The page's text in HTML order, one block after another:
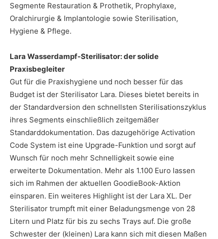
Segmente Restauration & Prothetik, Prophylaxe,
Oralchirurgie & Implantologie sowie Sterilisation,
Hygiene & Pflege.
Lara Wasserdampf-Sterilisator: der solide
Praxisbegleiter
Gut für die Praxishygiene und noch besser für das
Budget ist der Sterilisator Lara. Dieses bietet bereits in
der Standardversion den schnellsten Sterilisationszyklus
ihres Segments einschließlich zeitgemäßer
Standarddokumentation. Das dazugehörige Activation
Code System ist eine Upgrade-Funktion und sorgt auf
Wunsch für noch mehr Schnelligkeit sowie eine
erweiterte Dokumentation. Mehr als 1.100 Euro lassen
sich im Rahmen der aktuellen GoodieBook-Aktion
einsparen. Ein weiteres Highlight ist der Lara XL. Der
Sterilisator trumpft mit einer Beladungsmenge von 28
Litern und Platz für bis zu sechs Trays auf. Die große
Schwester der (kleinen) Lara kann sich mit diesen Maßen